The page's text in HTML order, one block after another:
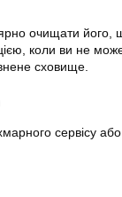
очищати
коли ви не
сховище.
сервісу